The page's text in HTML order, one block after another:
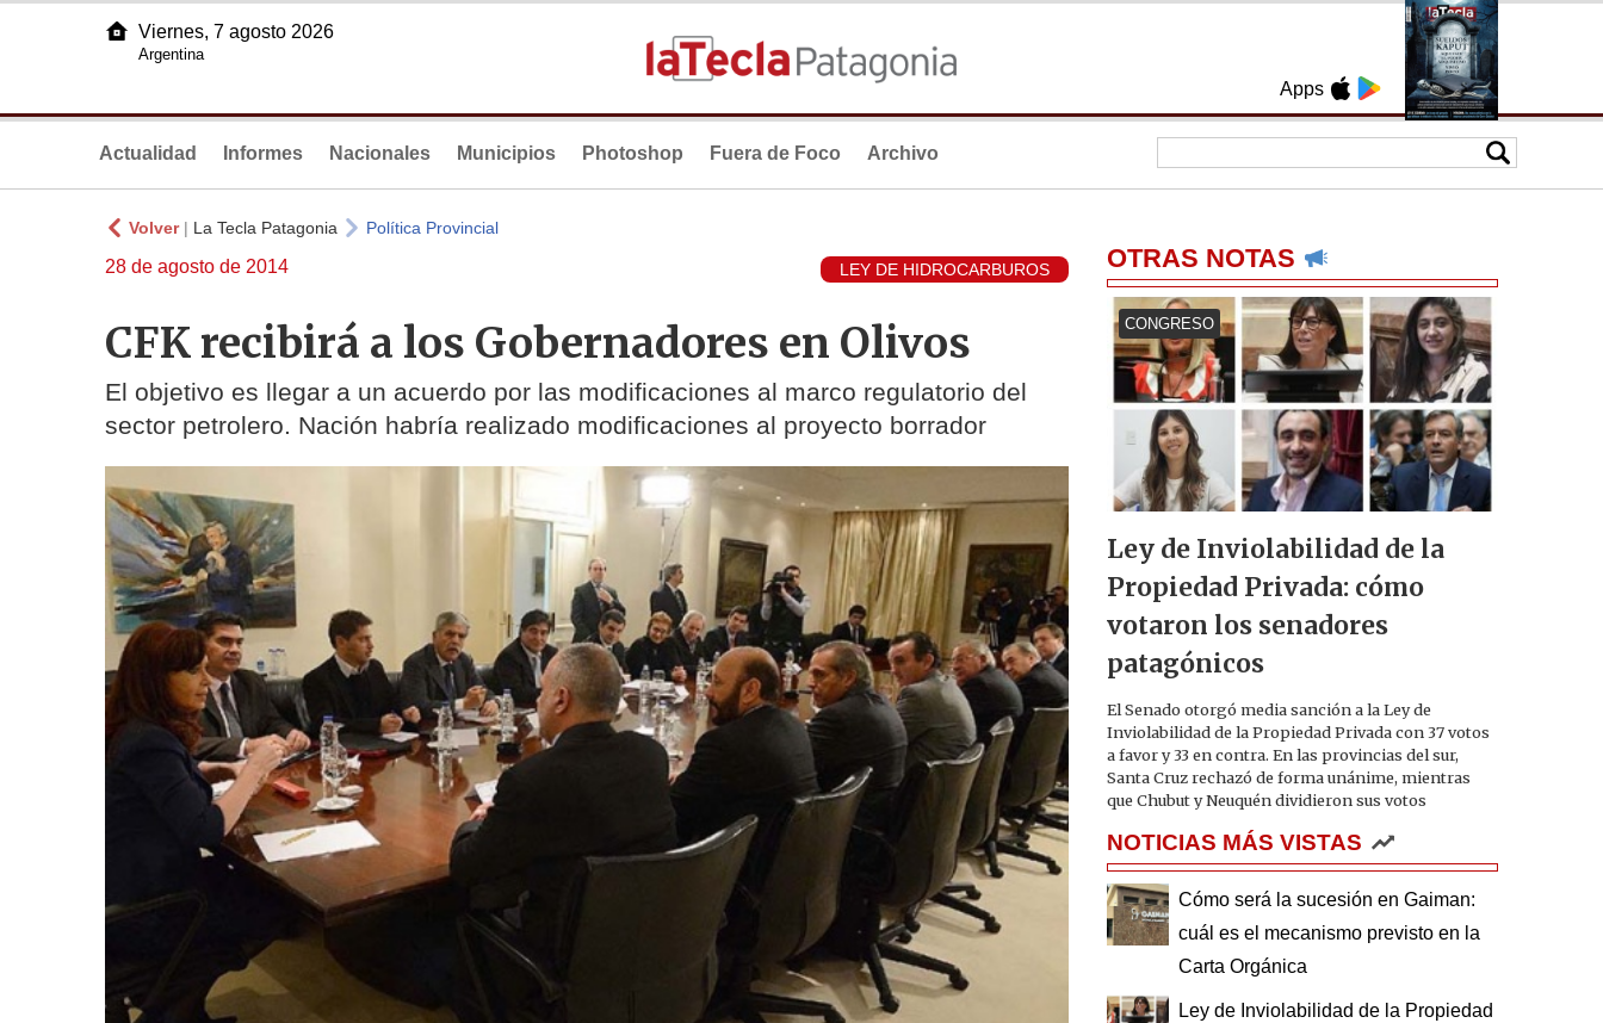
Apps
Viernes, 7 agosto 2026
Argentina
Actualidad Informes Nacionales Municipios Photoshop Fuera de Foco Archivo
Volver| La Tecla Patagonia Política Provincial
28 de agosto de 2014 LEY DE HIDROCARBUROS
CFK recibirá a los Gobernadores en Olivos
El objetivo es llegar a un acuerdo por las modificaciones al marco regulatorio del
sector petrolero. Nación habría realizado modificaciones al proyecto borrador
OTRAS NOTAS
CONGRESO
Ley de Inviolabilidad de la
Propiedad Privada: cómo
votaron los senadores
patagónicos
El Senado otorgó media sanción a la Ley de
Inviolabilidad de la Propiedad Privada con 37 votos
a favor y 33 en contra. En las provincias del sur,
Santa Cruz rechazó de forma unánime, mientras
que Chubut y Neuquén dividieron sus votos
NOTICIAS MÁS VISTAS
Cómo será la sucesión en Gaiman:
cuál es el mecanismo previsto en la
Carta Orgánica
Ley de Inviolabilidad de la Propiedad